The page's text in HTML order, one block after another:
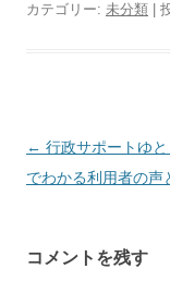
カテゴリー: 未分類 |
投
稿
ゲ
← 行政サポートゆと
でわかる利用者の声
コメントを残す